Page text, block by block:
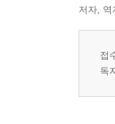
저자, 역
접
독